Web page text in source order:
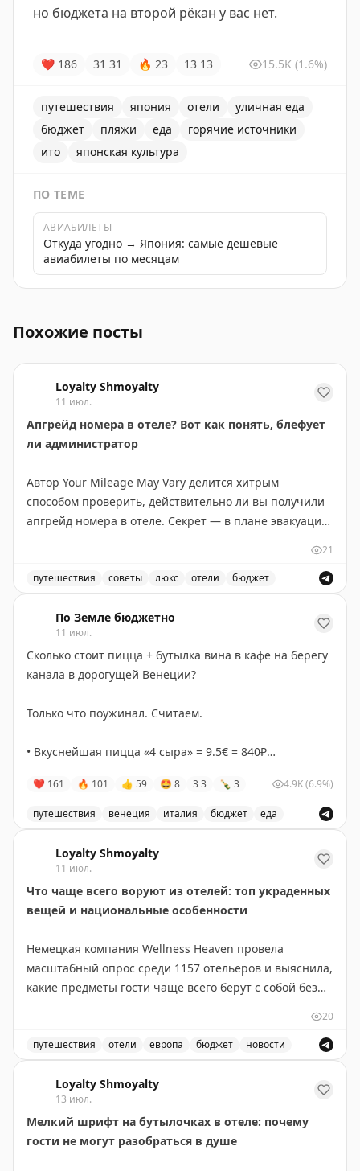
но бюджета на второй рёкан у вас нет.
❤ 186 31 31 🔥 23 13 13 15.5K (1.6%)
путешествия япония отели
уличная еда
бюджет
пляжи еда
горячие источники
ито
японская культура
ПО ТЕМЕ
АВИАБИЛЕТЫ
Откуда угодно → Япония: самые дешевые
авиабилеты по месяцам
Похожие посты
Loyalty Shmoyalty
11 июл.
Апгрейд номера в отеле? Вот как понять, блефует
ли администратор
Автор Your Mileage May Vary делится хитрым
способом проверить, действительно ли вы получили
апгрейд номера в отеле. Секрет — в плане эвакуации
позволяет увидеть, где ваш номер находится в
иерархии отеля. В бюджетных отелях (Hyatt Place,
Hampton Inn) апгрейд часто означает всего лишь
несколько дополнительных футов площади или более
высокий этаж. В старых отелях с нестандартной
планировкой различия более заметны. Автор
того, как вас поселили, чтобы понять реальный
действительно дает хороший номер, но часто
Your Mileage May Vary| Original
21
путешествия советы люкс отели бюджет
По Земле бюджетно
11 июл.
Сколько стоит пицца + бутылка вина в кафе на берегу
канала в дорогущей Венеции?
Только что поужинал. Считаем.
• Вкуснейшая пицца «4 сыра» = 9.5€ = 840₽
• Бутылка хорошего местного вина за 8€ = 700₽.
Итого 1540₽.
Дорогая Венеция, да?
P.S. Сдаю позицию: «La Foca »
#поиталиибюджетно
❤ 161 🔥 101 👍 59 🤩 8 33 🍾 3 4.9K(6.9%)
путешествия венеция италия бюджет еда
Loyalty Shmoyalty
11 июл.
Что чаще всего воруют из отелей: топ украденных
вещей и национальные особенности
Немецкая компания Wellness Heaven провела
масштабный опрос среди 1157 отельеров и выяснила,
какие предметы гости чаще всего берут с собой без
Топ украденных вещей выглядит предсказуемо:
полотенца, халаты и косметика занимают первые
места. Но гости не останавливаются на мелочах — из
номеров исчезают светильники и даже телевизоры.
Самые экстравагантные кражи показывают фантазию
20
путешествия отели европа бюджет новости
Loyalty Shmoyalty
13 июл.
Мелкий шрифт на бутылочках в отеле: почему
гости не могут разобраться в душе